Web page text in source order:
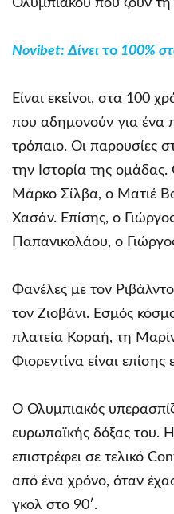
Ολυμπιακού που ζουν τη
Novibet: Δίνει το 100%
Είναι εκείνοι, στα 100
που αδημονούν για ένα
τρόπαιο. Οι παρουσίες
την Ιστορία της
Μάρκο Σίλβα, ο Ματιέ
Χασάν. Επίσης, ο
Παπανικολάου, ο
Φανέλες με τον
τον Ζιοβάνι. Εσμός
πλατεία Κοραή, τη
Φιορεντίνα είναι επίσης
Ο Ολυμπιακός
ευρωπαϊκής δόξας του.
επιστρέφει σε τελικό
από ένα χρόνο, όταν
γκολ στο 90′.